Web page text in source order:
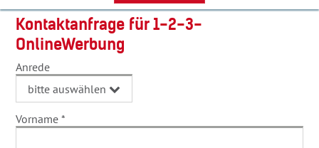
Kontaktanfrage für 1-2-3-
OnlineWerbung
Anrede
Vorname *